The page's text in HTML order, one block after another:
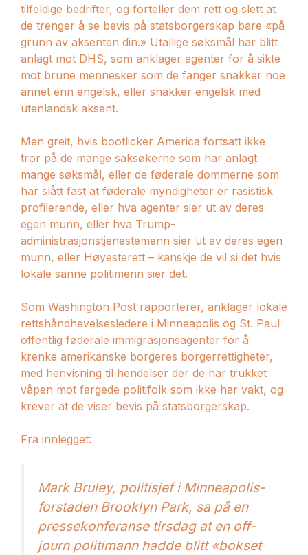
tilfeldige bedrifter, og forteller dem rett og slett at
de trenger å se bevis på statsborgerskap bare «på
grunn av aksenten din.» Utallige søksmål har blitt
anlagt mot DHS, som anklager agenter for å sikte
mot brune mennesker som de fanger snakker noe
annet enn engelsk, eller snakker engelsk med
utenlandsk aksent.
Men greit, hvis bootlicker America fortsatt ikke
tror på de mange saksøkerne som har anlagt
mange søksmål, eller de føderale dommerne som
har slått fast at føderale myndigheter er rasistisk
profilerende, eller hva agenter sier ut av deres
egen munn, eller hva Trump-
administrasjonstjenestemenn sier ut av deres egen
munn, eller Høyesterett – kanskje de vil si det hvis
lokale sanne politimenn sier det.
Som Washington Post rapporterer, anklager lokale
rettshåndhevelsesledere i Minneapolis og St. Paul
offentlig føderale immigrasjonsagenter for å
krenke amerikanske borgeres borgerrettigheter,
med henvisning til hendelser der de har trukket
våpen mot fargede politifolk som ikke har vakt, og
krever at de viser bevis på statsborgerskap.
Fra innlegget:
Mark Bruley, politisjef i Minneapolis-
forstaden Brooklyn Park, sa på en
pressekonferanse tirsdag at en off-
journ politimann hadde blitt «bokset